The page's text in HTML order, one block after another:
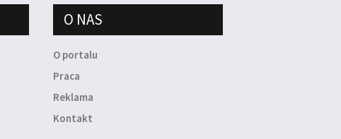
O NAS
O portalu
Praca
Reklama
Kontakt